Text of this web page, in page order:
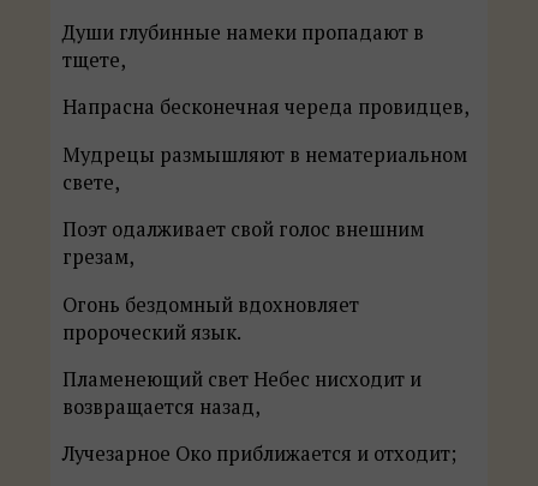
Души глубинные намеки пропадают в
тщете,
Напрасна бесконечная череда провидцев,
Мудрецы размышляют в нематериальном
свете,
Поэт одалживает свой голос внешним
грезам,
Огонь бездомный вдохновляет
пророческий язык.
Пламенеющий свет Небес нисходит и
возвращается назад,
Лучезарное Око приближается и отходит;